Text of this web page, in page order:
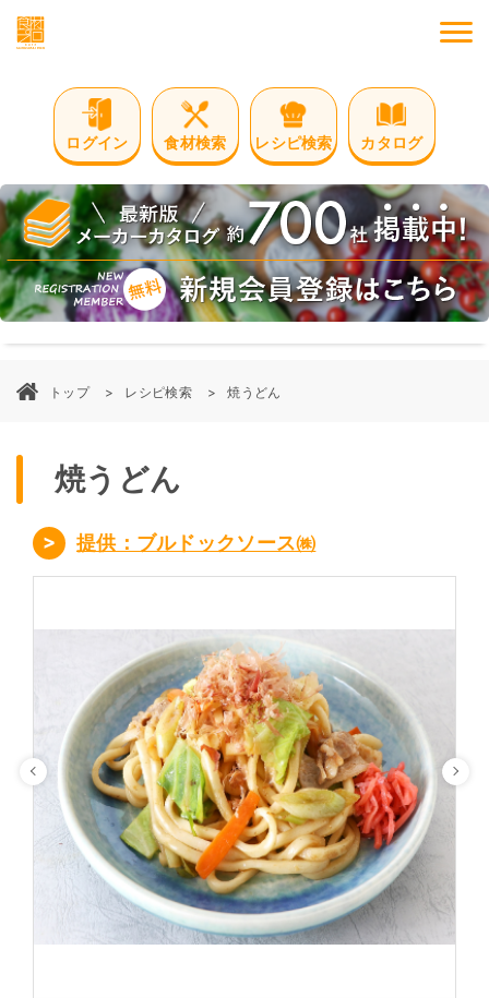
ログイン 食材検索 レシピ検索 カタログ
トップ レシピ検索 焼うどん
焼うどん
提供：ブルドックソース㈱
Previous